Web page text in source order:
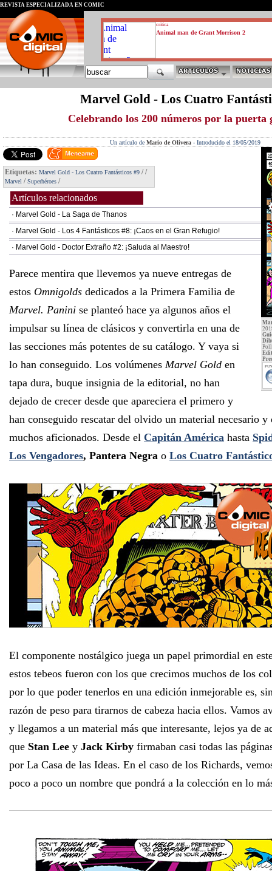
critica
Animal man de Grant Morrison 2
REVISTA ESPECIALIZADA EN CÓMIC
Marvel Gold - Los Cuatro
Celebrando los 200 números por la puerta
Un artículo de Mario de Olivera - Introducido el 18/05/2019
Etiquetas: Marvel Gold - Los Cuatro Fantásticos #9 //
Marvel /Superhéroes /
Artículos relacionados
· Marvel Gold - La Saga de Thanos
· Marvel Gold - Los 4 Fantásticos #8: ¡Caos en el Gran Refugio!
· Marvel Gold - Doctor Extraño #2: ¡Saluda al Maestro!
Parece mentira que llevemos ya nueve entregas de
estos Omnigolds dedicados a la Primera Familia de
Marvel. Panini se planteó hace ya algunos años el
impulsar su línea de clásicos y convertirla en una de
las secciones más potentes de su catálogo. Y vaya si
lo han conseguido. Los volúmenes Marvel Gold en
tapa dura, buque insignia de la editorial, no han
dejado de crecer desde que apareciera el primero y
han conseguido rescatar del olvido un material necesario y
muchos aficionados. Desde el Capitán América hasta
Los Vengadores, Pantera Negra o Los Cuatro
El componente nostálgico juega un papel primordial en
estos tebeos fueron con los que crecimos muchos de los
por lo que poder tenerlos en una edición inmejorable es,
razón de peso para tirarnos de cabeza hacia ellos. Vamos
y llegamos a un material más que interesante, lejos ya de
que Stan Lee y Jack Kirby firmaban casi todas las
por La Casa de las Ideas. En el caso de los Richards,
poco a poco un nombre que pondrá a la colección en lo